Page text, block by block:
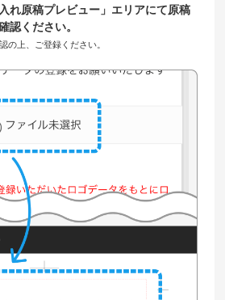
れ原稿プレビュー」エリアにて原稿
認ください。
の上、ご登録ください。